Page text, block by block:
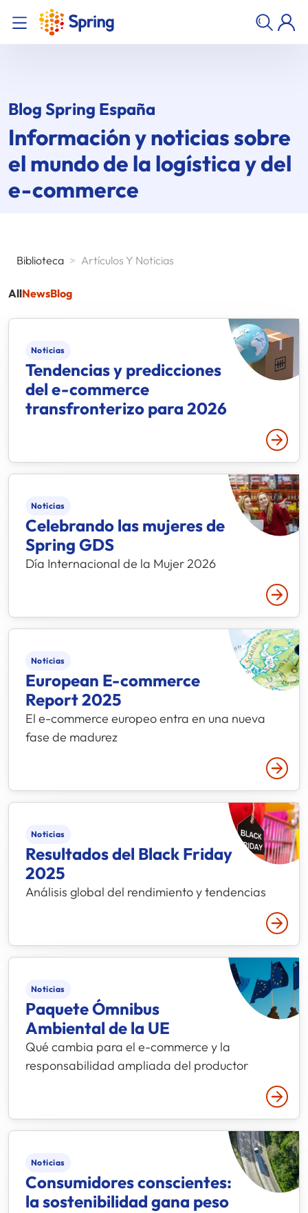
Blog Spring España
Información y noticias sobre
el mundo de la logística y del
e-commerce
Biblioteca > Artículos Y Noticias
AllNewsBlog
Noticias
Tendencias y predicciones
del e-commerce
transfronterizo para 2026
Leer
Noticias
Celebrando las mujeres de
Spring GDS
Día Internacional de la Mujer 2026
Leer
Noticias
European E-commerce
Report 2025
El e-commerce europeo entra en una nueva
fase de madurez
Leer
Noticias
Resultados del Black Friday
2025
Análisis global del rendimiento y tendencias
Leer
Noticias
Paquete Ómnibus
Ambiental de la UE
Qué cambia para el e-commerce y la
responsabilidad ampliada del productor
Leer
Noticias
Consumidores conscientes:
la sostenibilidad gana peso